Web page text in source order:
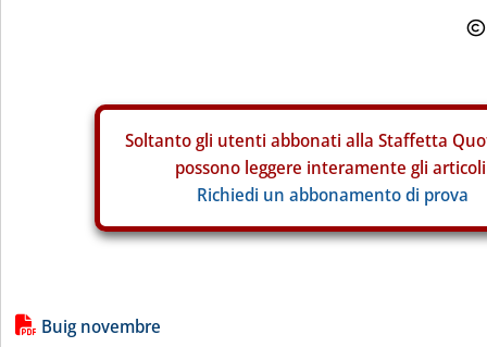
Soltanto gli utenti abbonati alla Staffetta
possono leggere interamente gli
Richiedi un abbonamento di prova
Lista allegati PDF alla notizia
Buig novembre